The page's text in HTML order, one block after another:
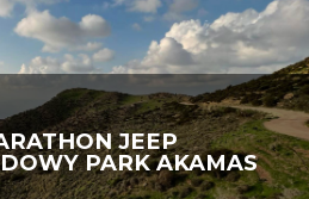
JEEP
PARK AKAMAS